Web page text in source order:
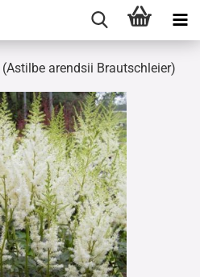
arendsii Brautschleier)